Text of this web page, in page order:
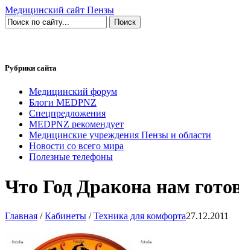
Медицинский сайт Пензы
Рубрики сайта
Медицинский форум
Блоги MEDPNZ
Спецпредложения
MEDPNZ рекомендует
Медицинские учреждения Пензы и области
Новости со всего мира
Полезные телефоны
Что Год Дракона нам
Главная /Кабинеты /Техника для комфорта27.12.2011